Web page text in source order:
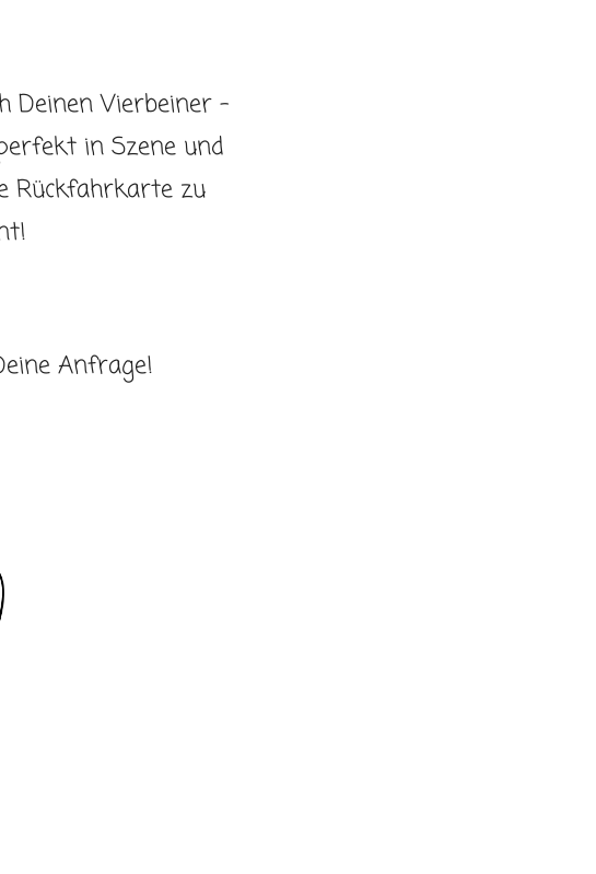
Deinen Vierbeiner –
in Szene und
Rückfahrkarte zu
Anfrage!